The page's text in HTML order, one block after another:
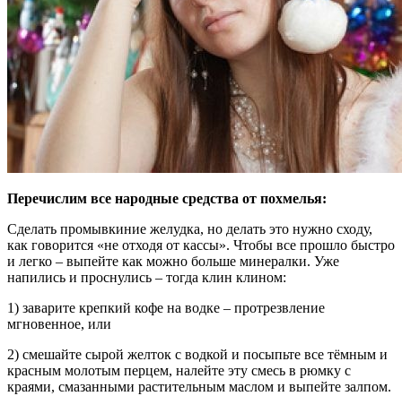
Перечислим все народные средства от похмелья:
Сделать промывкиние желудка, но делать это нужно сходу,
как говорится «не отходя от кассы». Чтобы все прошло быстро
и легко – выпейте как можно больше минералки. Уже
напились и проснулись – тогда клин клином:
1) заварите крепкий кофе на водке – протрезвление
мгновенное, или
2) смешайте сырой желток с водкой и посыпьте все тёмным и
красным молотым перцем, налейте эту смесь в рюмку с
краями, смазанными растительным маслом и выпейте залпом.